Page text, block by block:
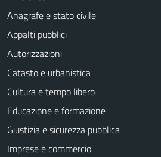
Anagrafe e stato civile
Appalti pubblici
Autorizzazioni
Catasto e urbanistica
Cultura e tempo libero
Educazione e formazione
Giustizia e sicurezza pubblica
Imprese e commercio